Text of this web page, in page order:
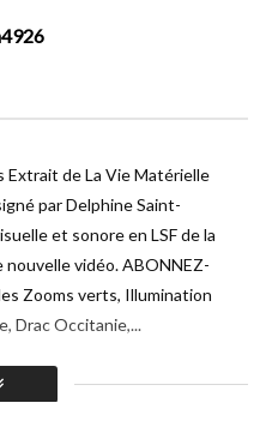
Extrait de La Vie Matérielle
par Delphine Saint-
et sonore en LSF de la
nouvelle vidéo. ABONNEZ-
Zooms verts, Illumination
Drac Occitanie,...
membres du niveau